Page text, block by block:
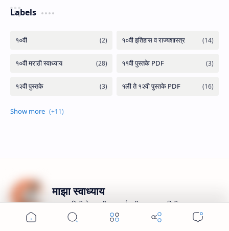
Labels
माझा स्वाध्याय
इयत्ता पहिली ते १२ वी च्या वर्गासाठी उपयुक्त माहिती.